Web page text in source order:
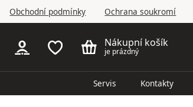
Obchodní podmínky Ochrana soukromí
Nákupní košík
je prázdný
Servis Kontakty